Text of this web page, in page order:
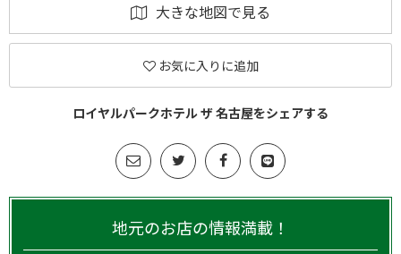
大きな地図で見る
お気に入りに追加
ロイヤルパークホテル ザ 名古屋をシェアする
地元のお店の情報満載！